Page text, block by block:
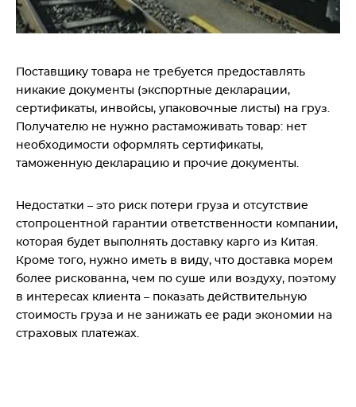
Поставщику товара не требуется предоставлять
никакие документы (экспортные декларации,
сертификаты, инвойсы, упаковочные листы) на груз.
Получателю не нужно растаможивать товар: нет
необходимости оформлять сертификаты,
таможенную декларацию и прочие документы.
Недостатки – это риск потери груза и отсутствие
стопроцентной гарантии ответственности компании,
которая будет выполнять доставку карго из Китая.
Кроме того, нужно иметь в виду, что доставка морем
более рискованна, чем по суше или воздуху, поэтому
в интересах клиента – показать действительную
стоимость груза и не занижать ее ради экономии на
страховых платежах.